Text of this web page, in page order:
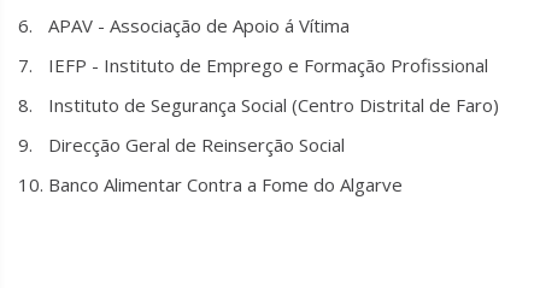
APAV - Associação de Apoio á Vítima
IEFP - Instituto de Emprego e Formação Profissional
Instituto de Segurança Social (Centro Distrital de Faro)
Direcção Geral de Reinserção Social
Banco Alimentar Contra a Fome do Algarve